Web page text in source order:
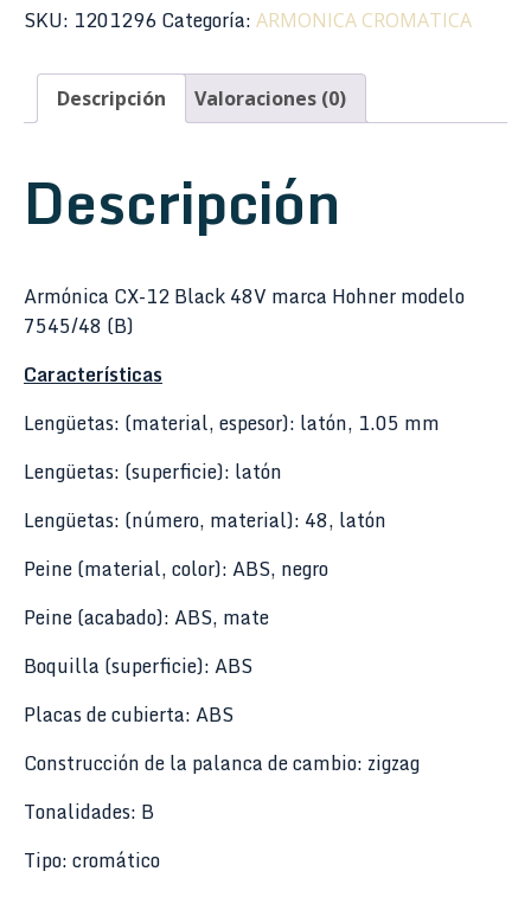
12
48V
7545/48
cantidad
SKU: 1201296Categoría: ARMONICA CROMATICA
Descripción Valoraciones (0)
Descripción
Armónica CX-12 Black 48V marca Hohner modelo
7545/48 (B)
Características
Lengüetas: (material, espesor): latón, 1.05 mm
Lengüetas: (superficie): latón
Lengüetas: (número, material): 48, latón
Peine (material, color): ABS, negro
Peine (acabado): ABS, mate
Boquilla (superficie): ABS
Placas de cubierta: ABS
Construcción de la palanca de cambio: zigzag
Tonalidades: B
Tipo: cromático